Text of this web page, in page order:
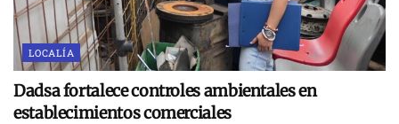
LOCALÍA
Dadsa fortalece controles ambientales en
establecimientos comerciales